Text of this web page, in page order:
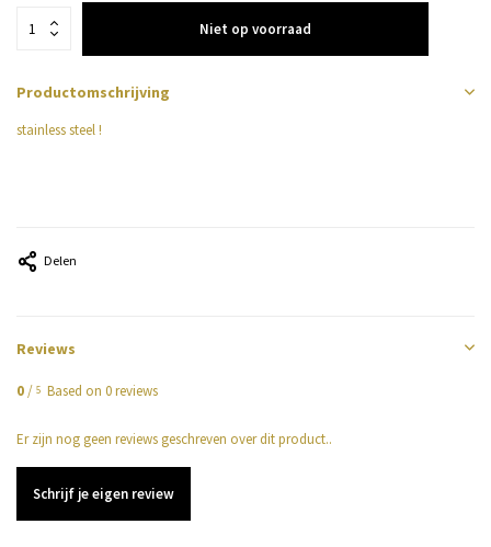
Niet op voorraad
Productomschrijving
stainless steel !
Delen
Reviews
0/ 5 Based on 0 reviews
Er zijn nog geen reviews geschreven over dit product..
Schrijf je eigen review